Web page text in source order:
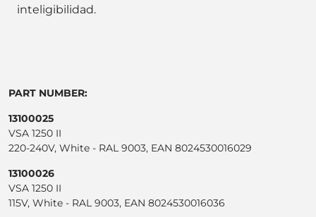
inteligibilidad.
PART NUMBER:
13100025
VSA 1250 II
220-240V, White - RAL 9003, EAN 8024530016029
13100026
VSA 1250 II
115V, White - RAL 9003, EAN 8024530016036